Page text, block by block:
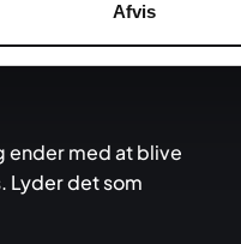
Afvis
ender med at blive
Lyder det som